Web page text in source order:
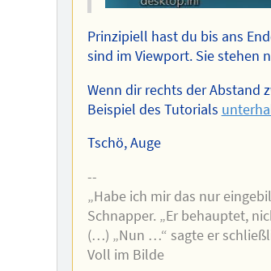
Prinzipiell hast du bis ans
sind im Viewport. Sie stehen
Wenn dir rechts der Abstand
Beispiel des Tutorials
Tschö, Auge
--
„Habe ich mir das nur
Schnapper. „Er behauptet,
(…) „Nun …“ sagte er
Voll im Bilde